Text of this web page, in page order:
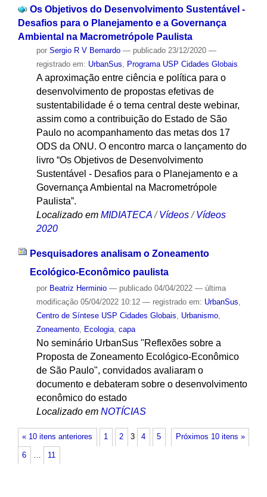
Os Objetivos do Desenvolvimento Sustentável -
Desafios para o Planejamento e a Governança
Ambiental na Macrometrópole Paulista
por Sergio R V Bernardo — publicado23/12/2020 —
registrado em: UrbanSus Programa USP Cidades Globais
A aproximação entre ciência e política para o
desenvolvimento de propostas efetivas de
sustentabilidade é o tema central deste webinar,
assim como a contribuição do Estado de São
Paulo no acompanhamento das metas dos 17
ODS da ONU. O encontro marca o lançamento do
livro “Os Objetivos de Desenvolvimento
Sustentável - Desafios para o Planejamento e a
Governança Ambiental na Macrometrópole
Paulista”.
Localizado em MIDIATECA /Vídeos /Vídeos
2020
Pesquisadores analisam o Zoneamento
Ecológico-Econômico paulista
por Beatriz Herminio — publicado04/04/2022 — última
modificação05/04/2022 10:12 — registrado em: UrbanSus,
Centro de Síntese USP Cidades Globais, Urbanismo,
Zoneamento, Ecologia, capa
No seminário UrbanSus "Reflexões sobre a
Proposta de Zoneamento Ecológico-Econômico
de São Paulo", convidados avaliaram o
documento e debateram sobre o desenvolvimento
econômico do estado
Localizado em NOTÍCIAS
« 10 itens anteriores Próximos 10 itens »
1 2 3 4 5
6 … 11